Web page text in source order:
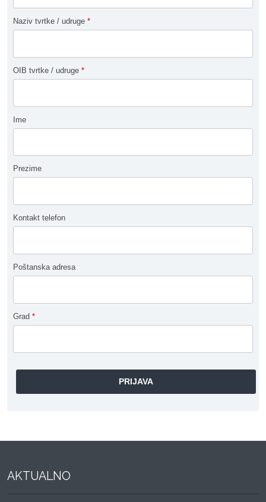
Naziv tvrtke / udruge *
OIB tvrtke / udruge *
Ime
Prezime
Kontakt telefon
Poštanska adresa
Grad *
AKTUALNO